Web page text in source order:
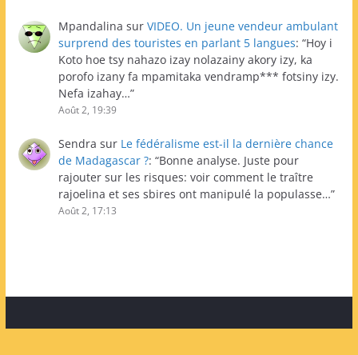
Mpandalina sur VIDEO. Un jeune vendeur ambulant
surprend des touristes en parlant 5 langues: “Hoy i
Koto hoe tsy nahazo izay nolazainy akory izy, ka
porofo izany fa mpamitaka vendramp*** fotsiny izy.
Nefa izahay…”
Août 2, 19:39
Sendra sur Le fédéralisme est-il la dernière chance
de Madagascar ?: “Bonne analyse. Juste pour
rajouter sur les risques: voir comment le traître
rajoelina et ses sbires ont manipulé la populasse…”
Août 2, 17:13